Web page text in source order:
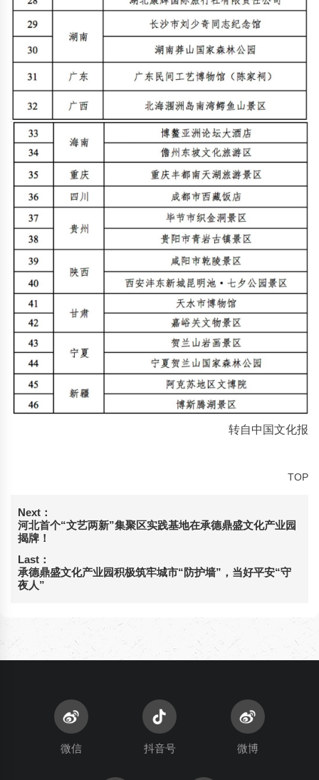
转自中国文化报
TOP
Next：
河北首个“文艺两新”集聚区实践基地在承德鼎盛文化产业园
揭牌！
Last：
承德鼎盛文化产业园积极筑牢城市“防护墙”，当好平安“守
夜人”
微信 抖音号 微博